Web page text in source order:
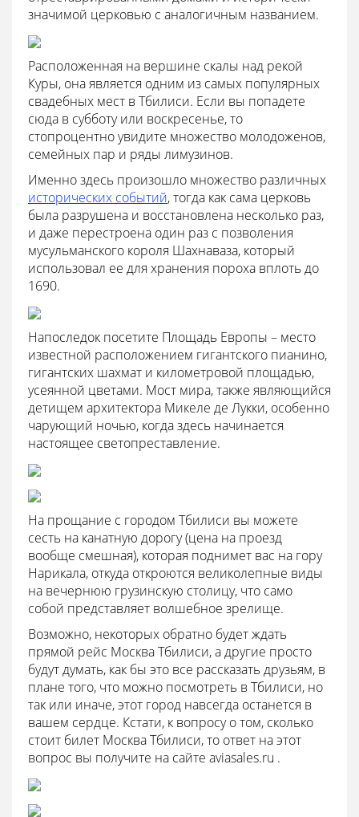
значимой церковью с аналогичным названием.
Расположенная на вершине скалы над рекой
Куры, она является одним из самых популярных
свадебных мест в Тбилиси. Если вы попадете
сюда в субботу или воскресенье, то
стопроцентно увидите множество молодоженов,
семейных пар и ряды лимузинов.
Именно здесь произошло множество различных
исторических событий, тогда как сама церковь
была разрушена и восстановлена несколько раз,
и даже перестроена один раз с позволения
мусульманского короля Шахнаваза, который
использовал ее для хранения пороха вплоть до
1690.
Напоследок посетите Площадь Европы – место
известной расположением гигантского пианино,
гигантских шахмат и километровой площадью,
усеянной цветами. Мост мира, также являющийся
детищем архитектора Микеле де Лукки, особенно
чарующий ночью, когда здесь начинается
настоящее светопреставление.
На прощание с городом Тбилиси вы можете
сесть на канатную дорогу (цена на проезд
вообще смешная), которая поднимет вас на гору
Нарикала, откуда откроются великолепные виды
на вечернюю грузинскую столицу, что само
собой представляет волшебное зрелище.
Возможно, некоторых обратно будет ждать
прямой рейс Москва Тбилиси, а другие просто
будут думать, как бы это все рассказать друзьям, в
плане того, что можно посмотреть в Тбилиси, но
так или иначе, этот город навсегда останется в
вашем сердце. Кстати, к вопросу о том, сколько
стоит билет Москва Тбилиси, то ответ на этот
вопрос вы получите на сайте aviasales.ru .